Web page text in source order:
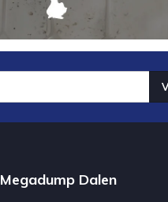
Megadump Dalen